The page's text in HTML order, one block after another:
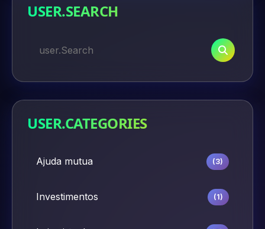
USER.SEARCH
USER.CATEGORIES
Ajuda mutua (3)
Investimentos (1)